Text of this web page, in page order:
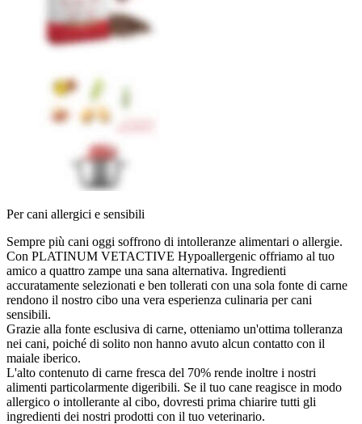
Per cani allergici e sensibili
Sempre più cani oggi soffrono di intolleranze alimentari o allergie.
Con PLATINUM VETACTIVE Hypoallergenic offriamo al tuo
amico a quattro zampe una sana alternativa. Ingredienti
accuratamente selezionati e ben tollerati con una sola fonte di carne
rendono il nostro cibo una vera esperienza culinaria per cani
sensibili.
Grazie alla fonte esclusiva di carne, otteniamo un'ottima tolleranza
nei cani, poiché di solito non hanno avuto alcun contatto con il
maiale iberico.
L'alto contenuto di carne fresca del 70% rende inoltre i nostri
alimenti particolarmente digeribili. Se il tuo cane reagisce in modo
allergico o intollerante al cibo, dovresti prima chiarire tutti gli
ingredienti dei nostri prodotti con il tuo veterinario.